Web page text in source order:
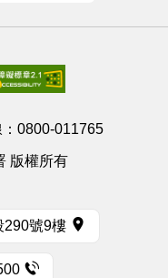
0800-011765
版權所有
290號9樓